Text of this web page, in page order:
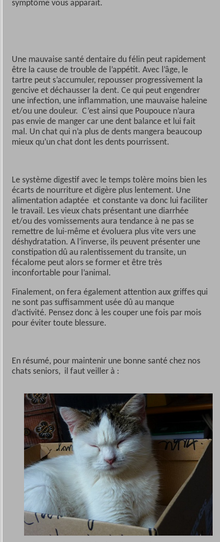
symptôme vous apparait.
Une mauvaise santé dentaire du félin peut rapidement
être la cause de trouble de l’appétit. Avec l’âge, le
tartre peut s’accumuler, repousser progressivement la
gencive et déchausser la dent. Ce qui peut engendrer
une infection, une inflammation, une mauvaise haleine
et/ou une douleur. C’est ainsi que Poupouce n’aura
pas envie de manger car une dent balance et lui fait
mal. Un chat qui n’a plus de dents mangera beaucoup
mieux qu’un chat dont les dents pourrissent.
Le système digestif avec le temps tolère moins bien les
écarts de nourriture et digère plus lentement. Une
alimentation adaptée et constante va donc lui faciliter
le travail. Les vieux chats présentant une diarrhée
et/ou des vomissements aura tendance à ne pas se
remettre de lui-même et évoluera plus vite vers une
déshydratation. A l’inverse, ils peuvent présenter une
constipation dû au ralentissement du transite, un
fécalome peut alors se former et être très
inconfortable pour l’animal.
Finalement, on fera également attention aux griffes qui
ne sont pas suffisamment usée dû au manque
d’activité. Pensez donc à les couper une fois par mois
pour éviter toute blessure.
En résumé, pour maintenir une bonne santé chez nos
chats seniors, il faut veiller à :